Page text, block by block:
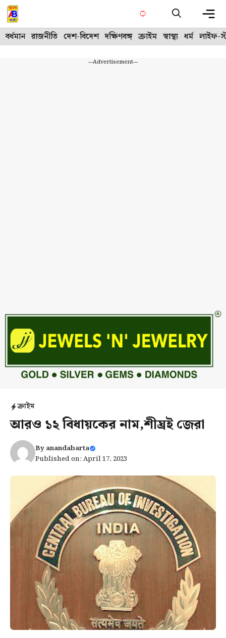
Skip
to
content
বর্ধমান রাজনীতি দেশ-বিদেশ দক্ষিণবঙ্গ ক্রাইম স্বাস্থ্য ধর্ম লাইফ-
---Advertisement---
ক্রাইম
আরও ১২ বিধায়কের নাম,শীঘ্রই জেরা
Byanandabarta
Published on: April 17, 2023